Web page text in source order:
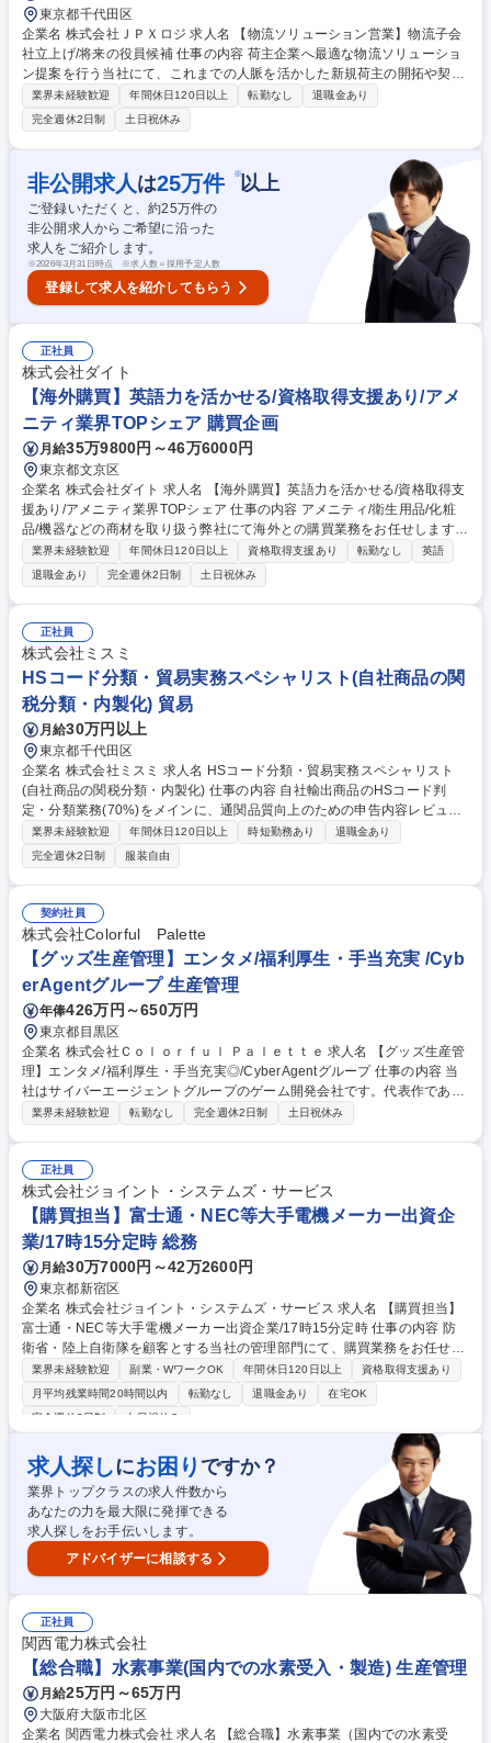
東京都千代田区
企業名 株式会社ＪＰＸロジ 求人名 【物流ソリューション営業】物流子会
社立上げ/将来の役員候補 仕事の内容 荷主企業へ最適な物流ソリューショ
ン提案を行う当社にて、これまでの人脈を活かした新規荷主の開拓や契約
締結、パートナー会社の選定など、営業業務全般をお任せします。 具体的
には荷主と物流会社の仲介役として、業界・業種にこだわらず案件を獲得
します。現在は代表の人脈や親会社の看板で案件が入りますが、今後はご
自身のネットワークをフルに活かし新規開拓を牽引していただきます。決
まった手法はなく自身の裁量は非常に大きいです。個人のスタイルに合わ
せて柔軟に働きながら、事業立上げの中核として活躍できる魅力的な環境
です。 募集職種 【物流ソリューション営業】物流子会社立上げ/将来の役
員候補
業界未経験歓迎 年間休日120日以上 転勤なし
退職金あり
完全週休2日制
土日祝休み
非公開求人 は25万件 ※以上
ご登録いただくと、約25万件の
非公開求人からご希望に沿った
求人をご紹介します。
※2026年3月31日時点 ※求人数＝採用予定人数
登録して求人を紹介してもらう
正社員
株式会社ダイト
【海外購買】英語力を活かせる/資格取得支援あり/アメ
ニティ業界TOPシェア 購買企画
月給35万9800円～46万6000円
東京都文京区
企業名 株式会社ダイト 求人名 【海外購買】英語力を活かせる/資格取得支
援あり/アメニティ業界TOPシェア 仕事の内容 アメニティ/衛生用品/化粧
品/機器などの商材を取り扱う弊社にて海外との購買業務をお任せします。
・発注業務/加工注文/納期追跡および前倒し調整/棚卸 ・商品開発/仕入先開
拓ならびに仕入値上げ対応/原価削減 ・利益計算/検査、申請関連/品質関連/
検品 募集職種 【海外購買】英語力を活かせる/資格取得支援あり/アメニテ
ィ業界TOPシェア
業界未経験歓迎 年間休日120日以上 資格取得支援あり 転勤なし
英語
退職金あり
完全週休2日制 土日祝休み
正社員
株式会社ミスミ
HSコード分類・貿易実務スペシャリスト(自社商品の関
税分類・内製化) 貿易
月給30万円以上
東京都千代田区
企業名 株式会社ミスミ 求人名 HSコード分類・貿易実務スペシャリスト
(自社商品の関税分類・内製化) 仕事の内容 自社輸出商品のHSコード判
定・分類業務(70%)をメインに、通関品質向上のための申告内容レビュー
(10%)、判定ガイドラインの整備(10%)、判定ノウハウの蓄積と標準化(1
0%)をお任せします。 (1)輸出商品のHSコード判定・分類(70%):適切な関
税分類の実行 (2)通関品質向上の申告内容レビュー(10%):申告ミスやリス
クの未然防止 (3)ガイドライン整備(10%):持続可能な運用体制の構築 (4)判
定ノウハウの標準化(10%):将来のAI判定支援の基盤作り ★通関業者では経
験できない「荷主側」での本質的な分類判断に携われます。 募集職種 HS
コード分類・貿易実務スペシャリスト(自社商品の関税分類・内製化)
業界未経験歓迎 年間休日120日以上 時短勤務あり
退職金あり
完全週休2日制
服装自由
契約社員
株式会社Colorful Palette
【グッズ生産管理】エンタメ/福利厚生・手当充実 /Cyb
erAgentグループ 生産管理
年俸426万円～650万円
東京都目黒区
企業名 株式会社Ｃｏｌｏｒｆｕｌ Ｐａｌｅｔｔｅ 求人名 【グッズ生産管
理】エンタメ/福利厚生・手当充実◎/CyberAgentグループ 仕事の内容 当
社はサイバーエージェントグループのゲーム開発会社です。代表作である
『プロジェクトセカイ カラフルステージ！ feat. 初音ミク』の開発・運営
含め一貫して携わっていただきます。 【具体的には】■グッズの見積も
り・入稿・納品までの一連の業務 ■サプライヤーハンドリングやコスト・
納期の交渉 ■発注書・請求書の対応や商品企画・製造ライン調整 募集職種
【グッズ生産管理】エンタメ/福利厚生・手当充実◎/CyberAgentグループ
業界未経験歓迎 転勤なし 完全週休2日制 土日祝休み
正社員
株式会社ジョイント・システムズ・サービス
【購買担当】富士通・NEC等大手電機メーカー出資企
業/17時15分定時 総務
月給30万7000円～42万2600円
東京都新宿区
企業名 株式会社ジョイント・システムズ・サービス 求人名 【購買担当】
富士通・NEC等大手電機メーカー出資企業/17時15分定時 仕事の内容 防
衛省・陸上自衛隊を顧客とする当社の管理部門にて、購買業務をお任せい
たします。メイン業務は購買業務となりますが、総務・庶務の業務も一部
お任せいたします。 ■物・購買業務（内容確認、買付、交渉、調整、購入
依頼～支払迄） ■人・購買業務（派遣者・請負者受入にあたっての見積依
他 ┗総務：電話受付、イベント（創立記念行事等）運営 ┗庶務：お弁当
発注、郵便、新聞受取 募集職種 【購買担当】富士通・NEC等大手電機メ
ーカー出資企業/17時15分定時
業界未経験歓迎 副業・WワークOK 年間休日120日以上
資格取得支援あり
月平均残業時間20時間以内
転勤なし 退職金あり
在宅OK
完全週休2日制
土日祝休み
求人探しにお困り ですか？
業界トップクラスの求人件数から
あなたの力を最大限に発揮できる
求人探しをお手伝いします。
アドバイザーに相談する
正社員
関西電力株式会社
【総合職】水素事業(国内での水素受入・製造) 生産管理
月給25万円～65万円
大阪府大阪市北区
企業名 関西電力株式会社 求人名 【総合職】水素事業（国内での水素受